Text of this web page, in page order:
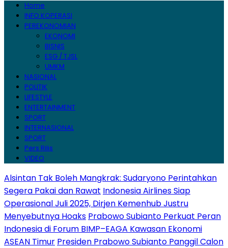
Home
INFO KOPERASI
PEREKONOMIAN
EKONOMI
BISNIS
ESG / TJSL
UMKM
NASIONAL
POLITIK
LIFESTYLE
ENTERTAINMENT
SPORT
INTERNASIONAL
SPORT
Pers Rilis
VIDEO
Alsintan Tak Boleh Mangkrak: Sudaryono Perintahkan
Segera Pakai dan Rawat Indonesia Airlines Siap
Operasional Juli 2025, Dirjen Kemenhub Justru
Menyebutnya Hoaks Prabowo Subianto Perkuat Peran
Indonesia di Forum BIMP–EAGA Kawasan Ekonomi
ASEAN Timur Presiden Prabowo Subianto Panggil Calon